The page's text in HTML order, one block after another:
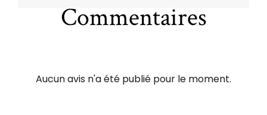
Commentaires
Aucun avis n'a été publié pour le moment.